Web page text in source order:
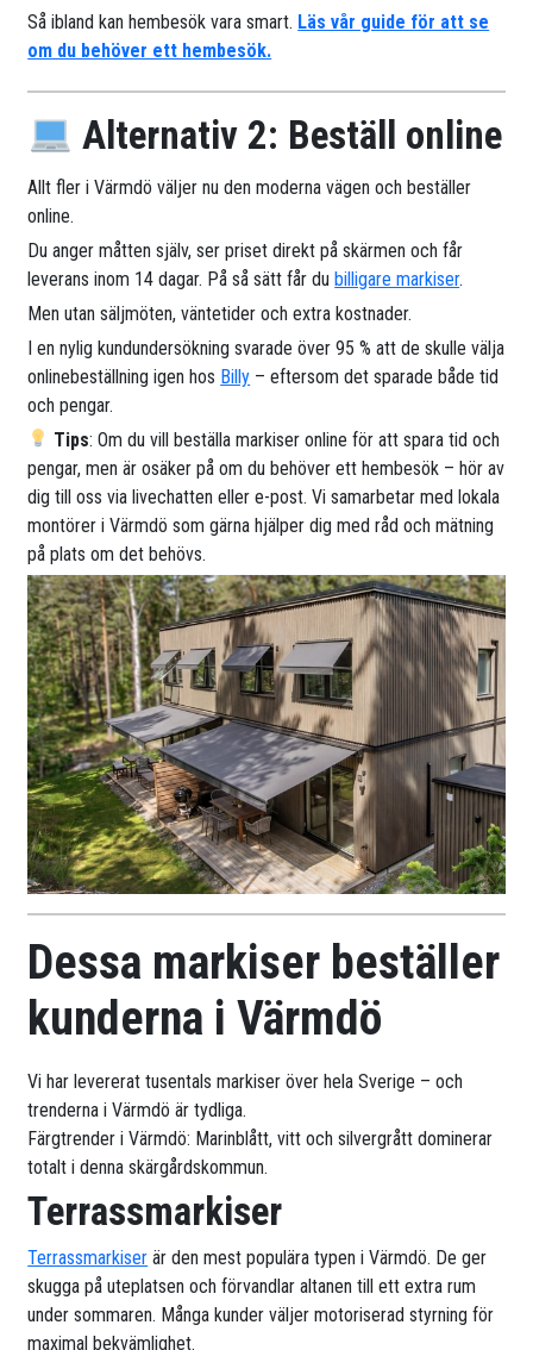
Så ibland kan hembesök vara smart. Läs vår guide för att se
om du behöver ett hembesök.
Alternativ 2: Beställ online
Allt fler i Värmdö väljer nu den moderna vägen och beställer
online.
Du anger måtten själv, ser priset direkt på skärmen och får
leverans inom 14 dagar. På så sätt får dubilligare markiser.
Men utan säljmöten, väntetider och extra kostnader.
I en nylig kundundersökning svarade över 95 % att de skulle välja
onlinebeställning igen hos Billy – eftersom det sparade både tid
och pengar.
Tips: Om du vill beställa markiser online för att spara tid och
pengar, men är osäker på om du behöver ett hembesök – hör av
dig till oss via livechatten eller e-post. Vi samarbetar med lokala
montörer i Värmdö som gärna hjälper dig med råd och mätning
på plats om det behövs.
Dessa markiser beställer
kunderna i Värmdö
Vi har levererat tusentals markiser över hela Sverige – och
trenderna i Värmdö är tydliga.
Färgtrender i Värmdö: Marinblått, vitt och silvergrått dominerar
totalt i denna skärgårdskommun.
Terrassmarkiser
Terrassmarkiser är den mest populära typen i Värmdö. De ger
skugga på uteplatsen och förvandlar altanen till ett extra rum
under sommaren. Många kunder väljer motoriserad styrning för
maximal bekvämlighet.